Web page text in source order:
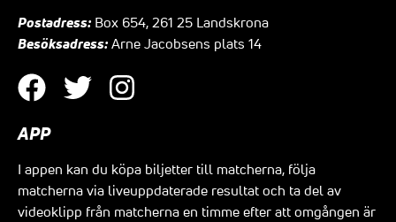
Postadress: Box 654, 261 25 Landskrona
Besöksadress: Arne Jacobsens plats 14
APP
I appen kan du köpa biljetter till matcherna, följa
matcherna via liveuppdaterade resultat och ta del av
videoklipp från matcherna en timme efter att omgången är